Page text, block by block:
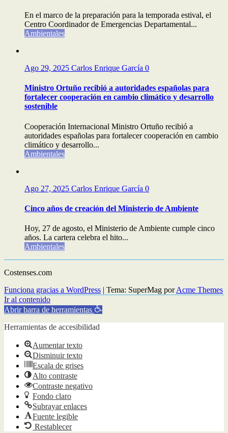
En el marco de la preparación para la temporada estival, el
Centro Coordinador de Emergencias Departamental...
Ambientales
Ago 29, 2025 Carlos Enrique García 0
Ministro Ortuño recibió a autoridades españolas para
fortalecer cooperación en cambio climático y desarrollo
sostenible
Cooperación Internacional Ministro Ortuño recibió a
autoridades españolas para fortalecer cooperación en cambio
climático y desarrollo...
Ambientales
Ago 27, 2025 Carlos Enrique García 0
Cinco años de creación del Ministerio de Ambiente
Hoy, 27 de agosto, el Ministerio de Ambiente cumple cinco
años. La cartera celebra el hito...
Ambientales
Costenses.com
Funciona gracias a WordPress | Tema: SuperMag porAcme Themes
Ir al contenido
Abrir barra de herramientas
Herramientas de accesibilidad
Aumentar texto
Disminuir texto
Escala de grises
Alto contraste
Contraste negativo
Fondo claro
Subrayar enlaces
Fuente legible
Restablecer